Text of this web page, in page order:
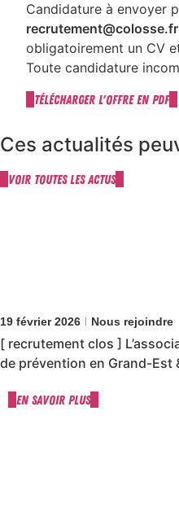
Candidature à envoyer
recrutement@colosse.fr
obligatoirement un CV
Toute candidature
Télécharger l'offre en pdf
Ces actualités
Voir toutes les actus
19 février 2026 Nous rejoindre
[ recrutement clos ]
de prévention en Grand-Est
En savoir plus